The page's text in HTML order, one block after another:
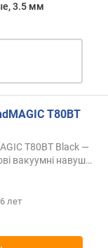
3.5 мм
T80BT
T80BT Black —
вакуумні навуш…
лет